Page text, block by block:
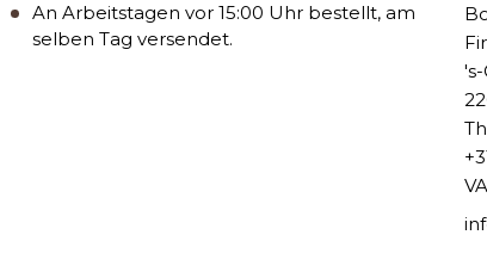
An Arbeitstagen vor 15:00 Uhr bestellt, am
selben Tag versendet.